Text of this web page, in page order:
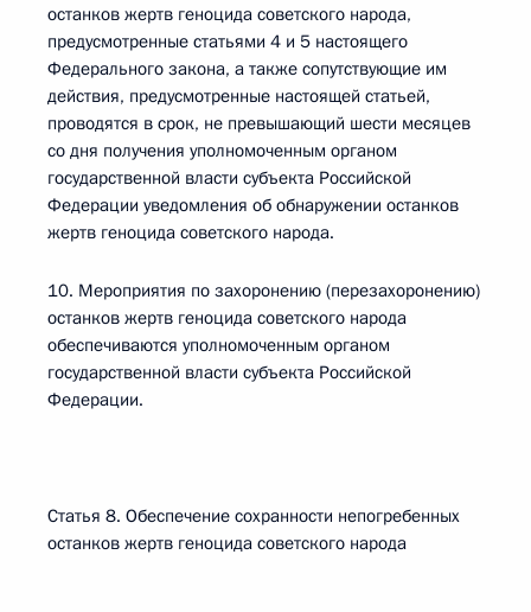
останков жертв геноцида советского народа,
предусмотренные статьями 4 и 5 настоящего
Федерального закона, а также сопутствующие им
действия, предусмотренные настоящей статьей,
проводятся в срок, не превышающий шести месяцев
со дня получения уполномоченным органом
государственной власти субъекта Российской
Федерации уведомления об обнаружении останков
жертв геноцида советского народа.
10. Мероприятия по захоронению (перезахоронению)
останков жертв геноцида советского народа
обеспечиваются уполномоченным органом
государственной власти субъекта Российской
Федерации.
Статья 8. Обеспечение сохранности непогребенных
останков жертв геноцида советского народа